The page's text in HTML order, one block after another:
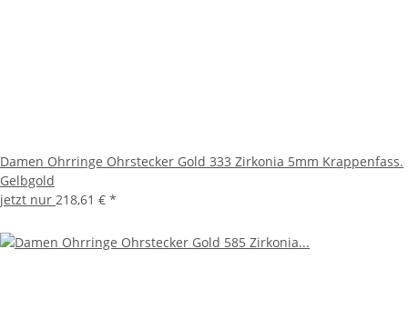
Damen Ohrringe Ohrstecker Gold 333 Zirkonia 5mm Krappenfass.
Gelbgold
jetzt nur 218,61 € *